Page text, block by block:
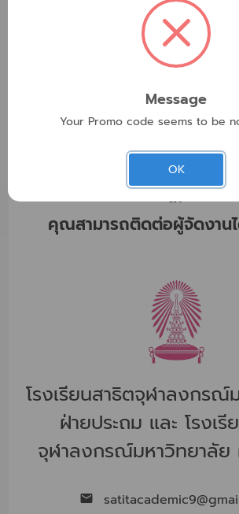
254 Phaya Thai Rd, Wang Mai, Pathum
ต้องการทราบข้อมูลเพิ่มเติมเ
นี้?
คุณสามารถติดต่อผู้จัดงาน
โรงเรียนสาธิตจุฬาลงกรณ์
ฝ่ายประถม และ โรงเรี
จุฬาลงกรณ์มหาวิทยาลัย
Message
Your Promo code seems to be
OK